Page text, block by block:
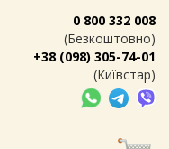
0 800 332 008
(Безкоштовно)
+38 (098) 305-74-01
(Київстар)